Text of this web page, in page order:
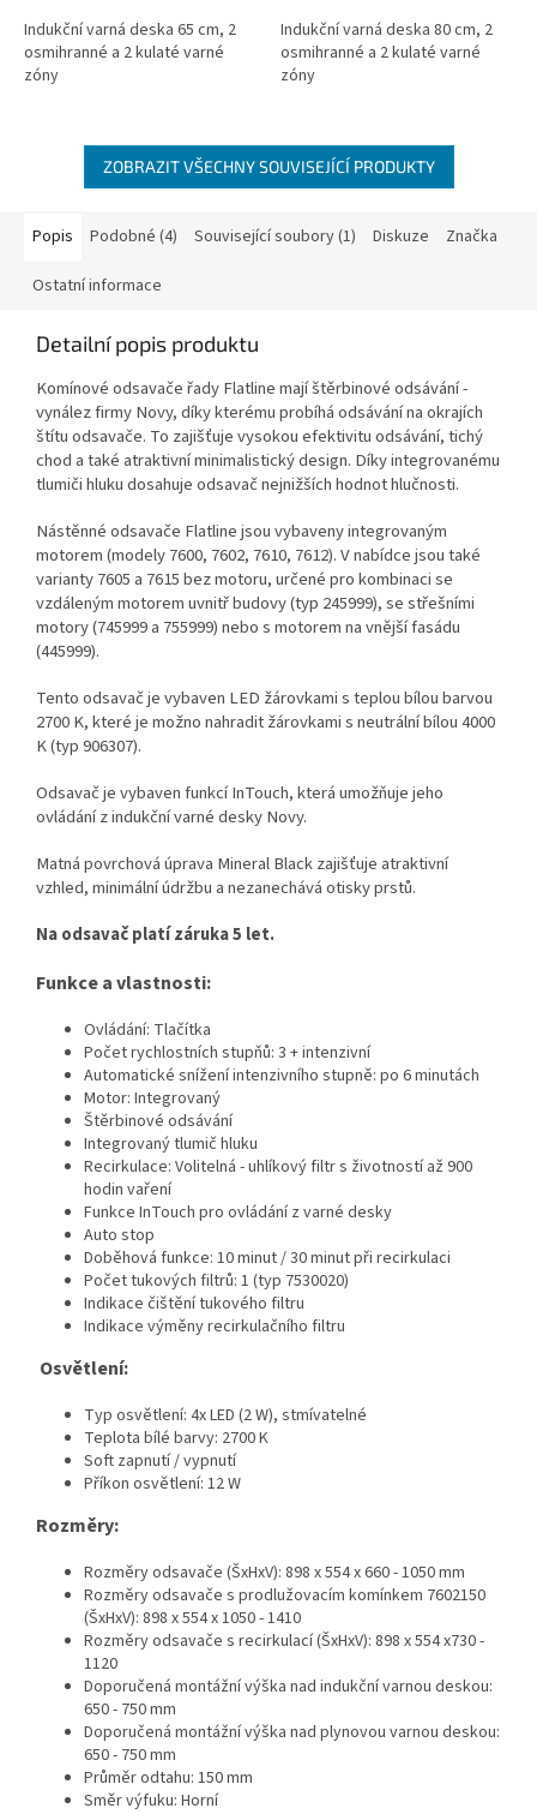
Indukční varná deska 65 cm, 2
osmihranné a 2 kulaté varné
zóny
Indukční varná deska 80 cm, 2
osmihranné a 2 kulaté varné
zóny
ZOBRAZIT VŠECHNY SOUVISEJÍCÍ PRODUKTY
Popis Podobné (4) Související soubory (1) Diskuze Značka
Ostatní informace
Detailní popis produktu
Komínové odsavače řady Flatline mají štěrbinové odsávání -
vynález firmy Novy, díky kterému probíhá odsávání na okrajích
štítu odsavače. To zajišťuje vysokou efektivitu odsávání, tichý
chod a také atraktivní minimalistický design. Díky integrovanému
tlumiči hluku dosahuje odsavač nejnižších hodnot hlučnosti.
Nástěnné odsavače Flatline jsou vybaveny integrovaným
motorem (modely 7600, 7602, 7610, 7612). V nabídce jsou také
varianty 7605 a 7615 bez motoru, určené pro kombinaci se
vzdáleným motorem uvnitř budovy (typ 245999), se střešními
motory (745999 a 755999) nebo s motorem na vnější fasádu
(445999).
Tento odsavač je vybaven LED žárovkami s teplou bílou barvou
2700 K, které je možno nahradit žárovkami s neutrální bílou 4000
K (typ 906307).
Odsavač je vybaven funkcí InTouch, která umožňuje jeho
ovládání z indukční varné desky Novy.
Matná povrchová úprava Mineral Black zajišťuje atraktivní
vzhled, minimální údržbu a nezanechává otisky prstů.
Na odsavač platí záruka 5 let.
Funkce a vlastnosti:
Ovládání: Tlačítka
Počet rychlostních stupňů: 3 + intenzivní
Automatické snížení intenzivního stupně: po 6 minutách
Motor: Integrovaný
Štěrbinové odsávání
Integrovaný tlumič hluku
Recirkulace: Volitelná - uhlíkový filtr s životností až 900
hodin vaření
Funkce InTouch pro ovládání z varné desky
Auto stop
Doběhová funkce: 10 minut / 30 minut při recirkulaci
Počet tukových filtrů: 1 (typ 7530020)
Indikace čištění tukového filtru
Indikace výměny recirkulačního filtru
Osvětlení:
Typ osvětlení: 4x LED (2 W), stmívatelné
Teplota bílé barvy: 2700 K
Soft zapnutí / vypnutí
Příkon osvětlení: 12 W
Rozměry:
Rozměry odsavače (ŠxHxV): 898 x 554 x 660 - 1050 mm
Rozměry odsavače s prodlužovacím komínkem 7602150
(ŠxHxV): 898 x 554 x 1050 - 1410
Rozměry odsavače s recirkulací (ŠxHxV): 898 x 554 x730 -
1120
Doporučená montážní výška nad indukční varnou deskou:
650 - 750 mm
Doporučená montážní výška nad plynovou varnou deskou:
650 - 750 mm
Průměr odtahu: 150 mm
Směr výfuku: Horní